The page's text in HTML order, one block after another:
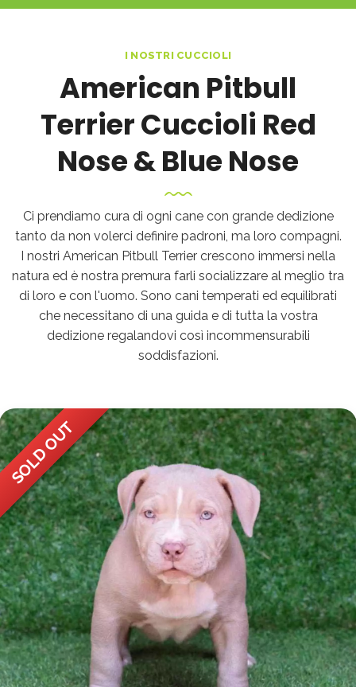
I NOSTRI CUCCIOLI
American Pitbull
TerrierCuccioli Red
Nose & Blue Nose
Ci prendiamo cura di ogni cane con grande dedizione
tanto da non volerci definire padroni, ma loro compagni.
I nostri American Pitbull Terrier crescono immersi nella
natura ed è nostra premura farli socializzare al meglio tra
di loro e con l'uomo. Sono cani temperati ed equilibrati
che necessitano di una guida e di tutta la vostra
dedizione regalandovi così incommensurabili
soddisfazioni.
SOLD OUT